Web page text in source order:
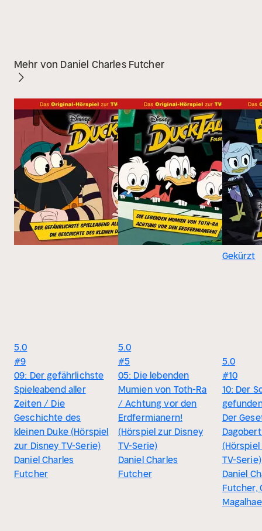
Mehr von Daniel Charles Futcher
5.0
#9
09: Der gefährlichste
Spieleabend aller
Zeiten / Die
Geschichte des
kleinen Duke (Hörspiel
zur Disney TV-Serie)
Daniel Charles
Futcher
5.0
#5
05: Die lebenden
Mumien von Toth-Ra
/ Achtung vor den
Erdfermianern!
(Hörspiel zur Disney
TV-Serie)
Daniel Charles
Futcher
Gekürzt
5.0
#10
10: Der
Der
TV-Serie)
Daniel
Futcher,